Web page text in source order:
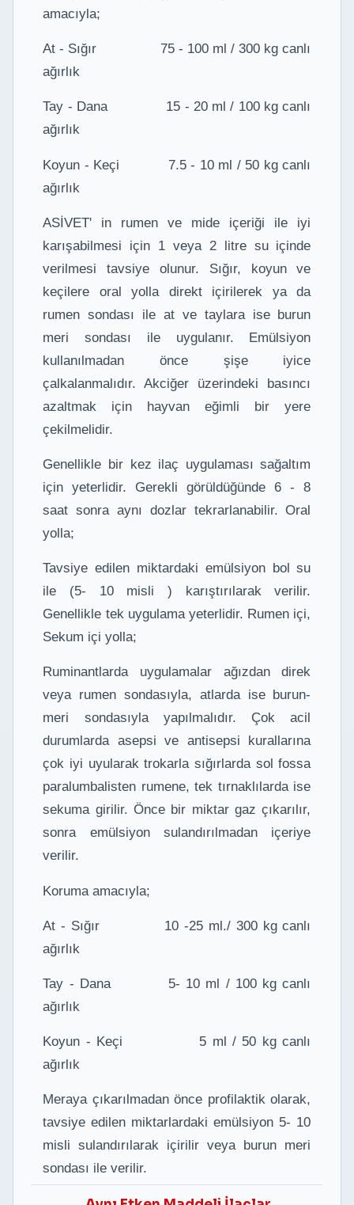
amacıyla;
At - Sığır 75 - 100 ml / 300 kg canlı
ağırlık
Tay - Dana 15 - 20 ml / 100 kg canlı
ağırlık
Koyun - Keçi 7.5 - 10 ml / 50 kg canlı
ağırlık
ASİVET' in rumen ve mide içeriği ile iyi
karışabilmesi için 1 veya 2 litre su içinde
verilmesi tavsiye olunur. Sığır, koyun ve
keçilere oral yolla direkt içirilerek ya da
rumen sondası ile at ve taylara ise burun
meri sondası ile uygulanır. Emülsiyon
kullanılmadan önce şişe iyice
çalkalanmalıdır. Akciğer üzerindeki basıncı
azaltmak için hayvan eğimli bir yere
çekilmelidir.
Genellikle bir kez ilaç uygulaması sağaltım
için yeterlidir. Gerekli görüldüğünde 6 - 8
saat sonra aynı dozlar tekrarlanabilir. Oral
yolla;
Tavsiye edilen miktardaki emülsiyon bol su
ile (5- 10 misli ) karıştırılarak verilir.
Genellikle tek uygulama yeterlidir. Rumen içi,
Sekum içi yolla;
Ruminantlarda uygulamalar ağızdan direk
veya rumen sondasıyla, atlarda ise burun-
meri sondasıyla yapılmalıdır. Çok acil
durumlarda asepsi ve antisepsi kurallarına
çok iyi uyularak trokarla sığırlarda sol fossa
paralumbalisten rumene, tek tırnaklılarda ise
sekuma girilir. Önce bir miktar gaz çıkarılır,
sonra emülsiyon sulandırılmadan içeriye
verilir.
Koruma amacıyla;
At - Sığır 10 -25 ml./ 300 kg canlı
ağırlık
Tay - Dana 5- 10 ml / 100 kg canlı
ağırlık
Koyun - Keçi 5 ml / 50 kg canlı
ağırlık
Meraya çıkarılmadan önce profilaktik olarak,
tavsiye edilen miktarlardaki emülsiyon 5- 10
misli sulandırılarak içirilir veya burun meri
sondası ile verilir.